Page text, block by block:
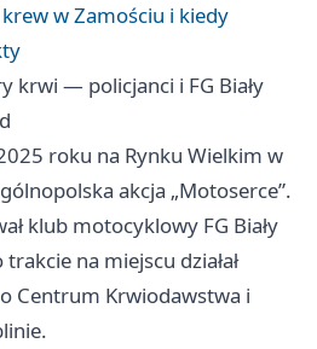
w Zamościu i kiedy
krwi — policjanci i FG Biały
roku na Rynku Wielkim w
akcja „Motoserce”.
klub motocyklowy FG Biały
na miejscu działał
Centrum Krwiodawstwa i